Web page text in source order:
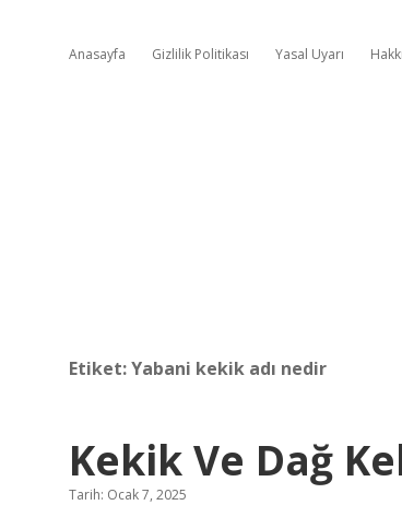
Anasayfa Gizlilik Politikası Yasal Uyarı
Etiket:Yabani kekik adı nedir
Kekik Ve Dağ
Tarih: Ocak 7, 2025